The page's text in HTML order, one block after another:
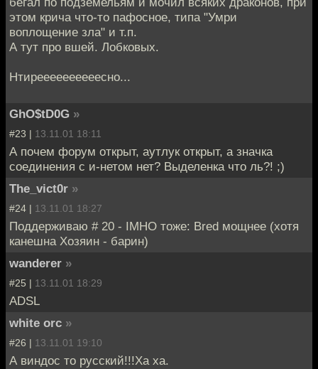
этом крича что-то пафосное, типа "Умри
воплощение зла" и т.п.
А тут про вшей. Лобковых.
Нтиреееееееееесно...
GhO$tD0G »
#23 | 13.11.01 18:11
А почем форум открыт, аутлук открыт, а значка
соединения с и-нетом нет? Выделенка что ль?! ;)
The_vict0r »
#24 | 13.11.01 18:27
Поддерживаю # 20 - IMHO тоже: Bred мощнее (хотя
канешна Хозяин - барин)
wanderer »
#25 | 13.11.01 18:29
ADSL
white orc »
#26 | 13.11.01 19:10
А виндос то русский!!!Ха ха.